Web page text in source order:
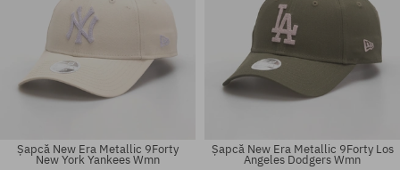
Șapcă New Era Metallic 9Forty
New York Yankees Wmn
Șapcă New Era Metallic 9Forty Los
Angeles Dodgers Wmn